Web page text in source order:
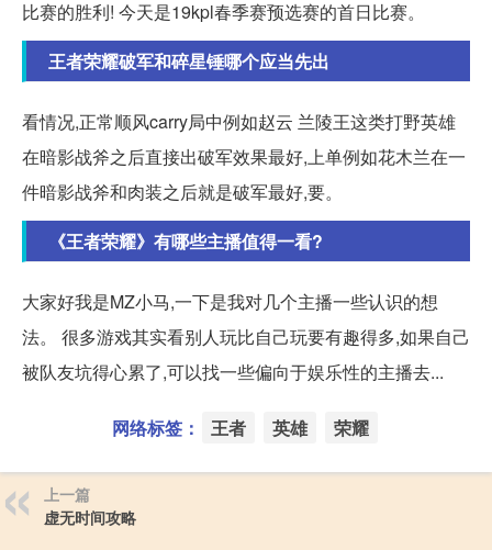
比赛的胜利! 今天是19kpl春季赛预选赛的首日比赛。
王者荣耀破军和碎星锤哪个应当先出
看情况,正常顺风carry局中例如赵云 兰陵王这类打野英雄
在暗影战斧之后直接出破军效果最好,上单例如花木兰在一
件暗影战斧和肉装之后就是破军最好,要。
《王者荣耀》有哪些主播值得一看?
大家好我是MZ小马,一下是我对几个主播一些认识的想
法。 很多游戏其实看别人玩比自己玩要有趣得多,如果自己
被队友坑得心累了,可以找一些偏向于娱乐性的主播去...
网络标签： 王者 英雄 荣耀
上一篇
虚无时间攻略